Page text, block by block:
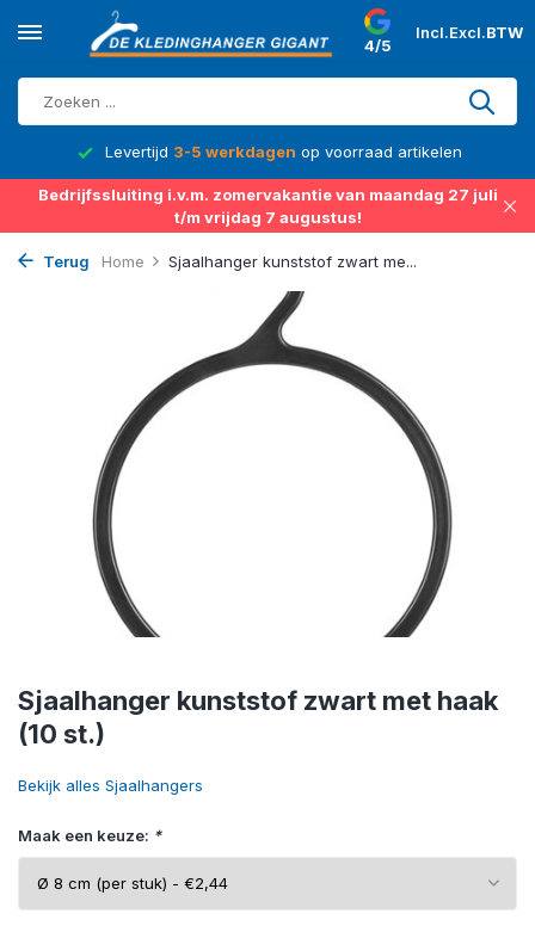
4/5
Incl.Excl.BTW
Levertijd 3-5 werkdagen op voorraad artikelen
Bedrijfssluiting i.v.m. zomervakantie van maandag 27 juli
t/m vrijdag 7 augustus!
Terug Home Sjaalhanger kunststof zwart me...
Sjaalhanger kunststof zwart met haak
(10 st.)
Bekijk alles Sjaalhangers
Maak een keuze: *